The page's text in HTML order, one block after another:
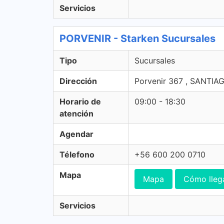
Servicios
PORVENIR - Starken Sucursales
Tipo Sucursales
Dirección Porvenir 367 ,
Horario de
atención
09:00 - 18:30
Agendar
Télefono +56 600 200 0710
Mapa Mapa Cómo
Servicios